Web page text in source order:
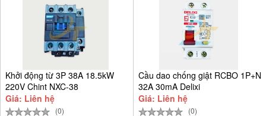
Khởi động từ 3P 38A 18.5kW
220V Chint NXC-38
Giá: Liên hệ
(0)
Cầu dao chống giật RCBO 1P+N
32A 30mA Delixi
CDB6LESi1C32
Giá: Liên hệ
(0)